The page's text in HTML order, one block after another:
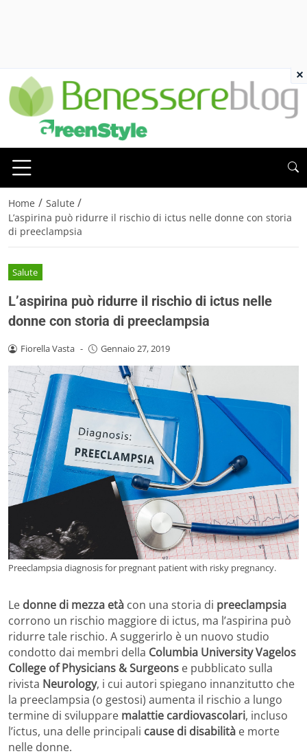
Home / Salute /
L’aspirina può ridurre il rischio di ictus nelle donne con storia
di preeclampsia
Salute
L’aspirina può ridurre il rischio di ictus nelle
donne con storia di preeclampsia
Fiorella Vasta - Gennaio 27, 2019
Preeclampsia diagnosis for pregnant patient with risky pregnancy.
Le donne di mezza età con una storia di preeclampsia
corrono un rischio maggiore di ictus, ma l’aspirina può
ridurre tale rischio. A suggerirlo è un nuovo studio
condotto dai membri della Columbia University Vagelos
College of Physicians & Surgeons e pubblicato sulla
rivista Neurology, i cui autori spiegano innanzitutto che
la preeclampsia (o gestosi) aumenta il rischio a lungo
termine di sviluppare malattie cardiovascolari, incluso
l’ictus, una delle principali cause di disabilità e morte
nelle donne.
×